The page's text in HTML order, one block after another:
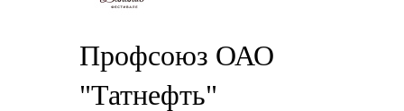
Профсоюз ОАО
"Татнефть"